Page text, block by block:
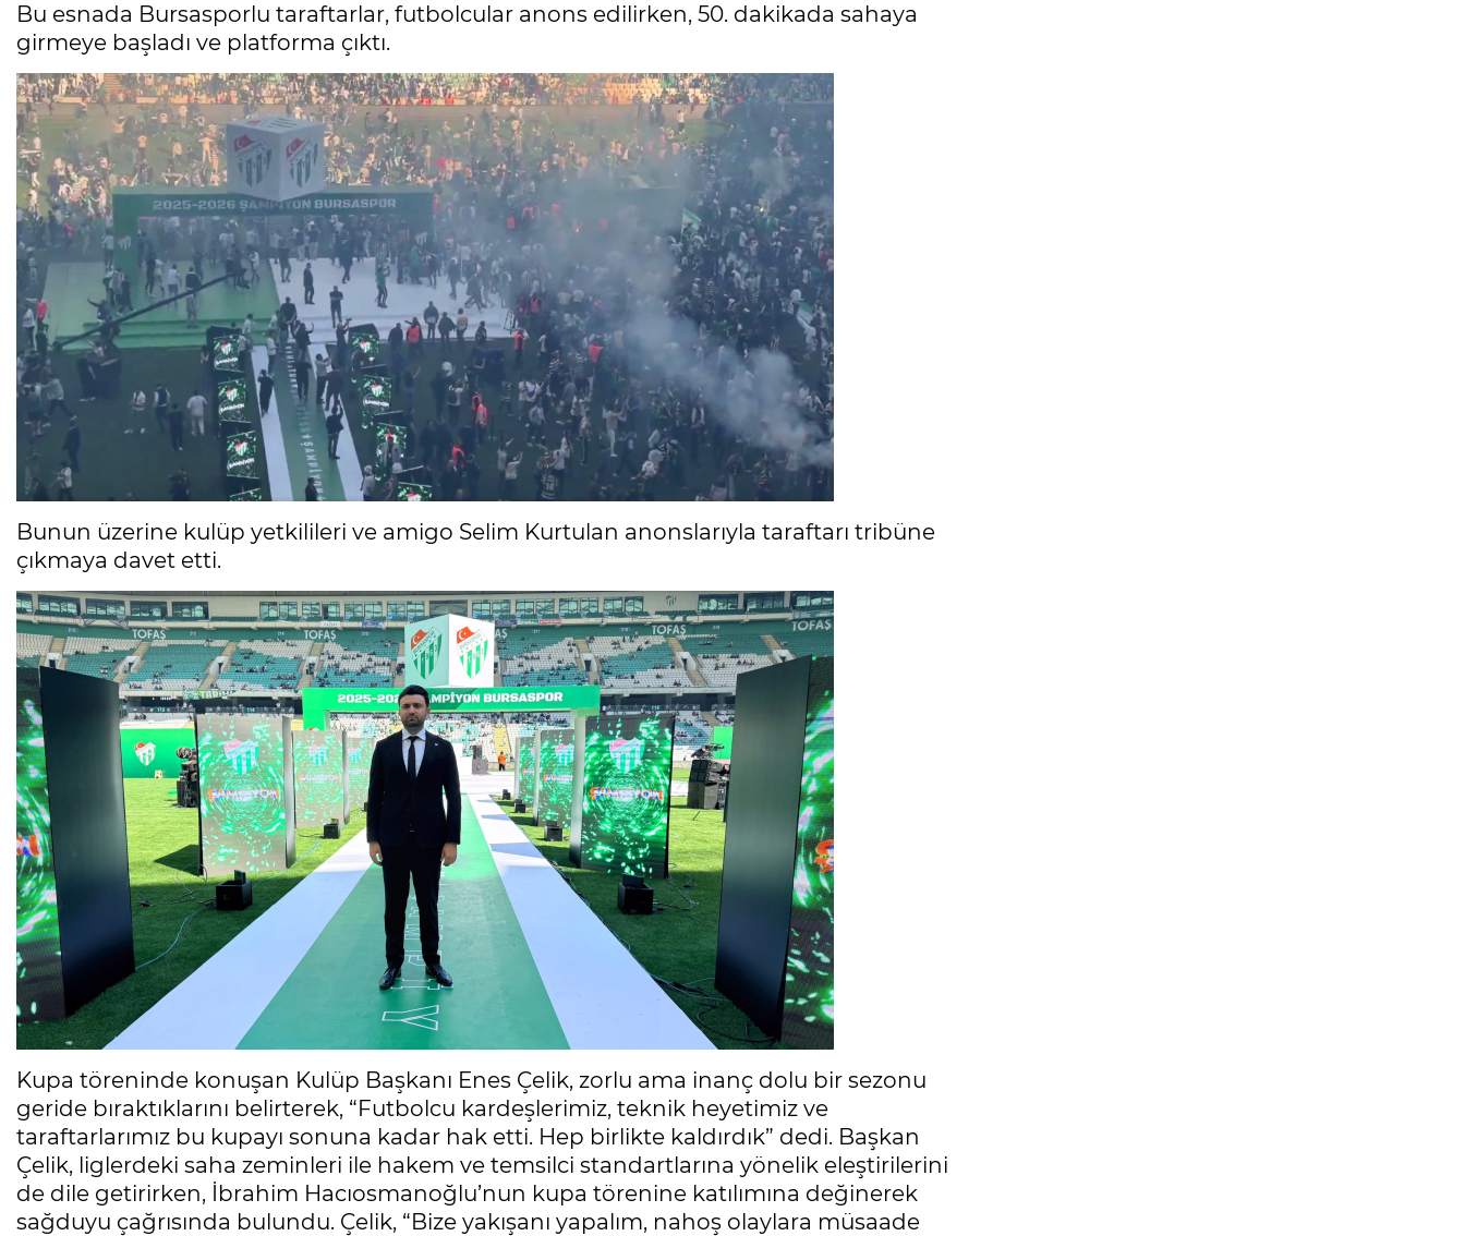
Bu esnada Bursasporlu taraftarlar, futbolcular anons edilirken, 50. dakikada sahaya
girmeye başladı ve platforma çıktı.
Bunun üzerine kulüp yetkilileri ve amigo Selim Kurtulan anonslarıyla taraftarı tribüne
çıkmaya davet etti.
Kupa töreninde konuşan Kulüp Başkanı Enes Çelik, zorlu ama inanç dolu bir sezonu
geride bıraktıklarını belirterek, “Futbolcu kardeşlerimiz, teknik heyetimiz ve
taraftarlarımız bu kupayı sonuna kadar hak etti. Hep birlikte kaldırdık” dedi. Başkan
Çelik, liglerdeki saha zeminleri ile hakem ve temsilci standartlarına yönelik eleştirilerini
de dile getirirken, İbrahim Hacıosmanoğlu’nun kupa törenine katılımına değinerek
sağduyu çağrısında bulundu. Çelik, “Bize yakışanı yapalım, nahoş olaylara müsaade